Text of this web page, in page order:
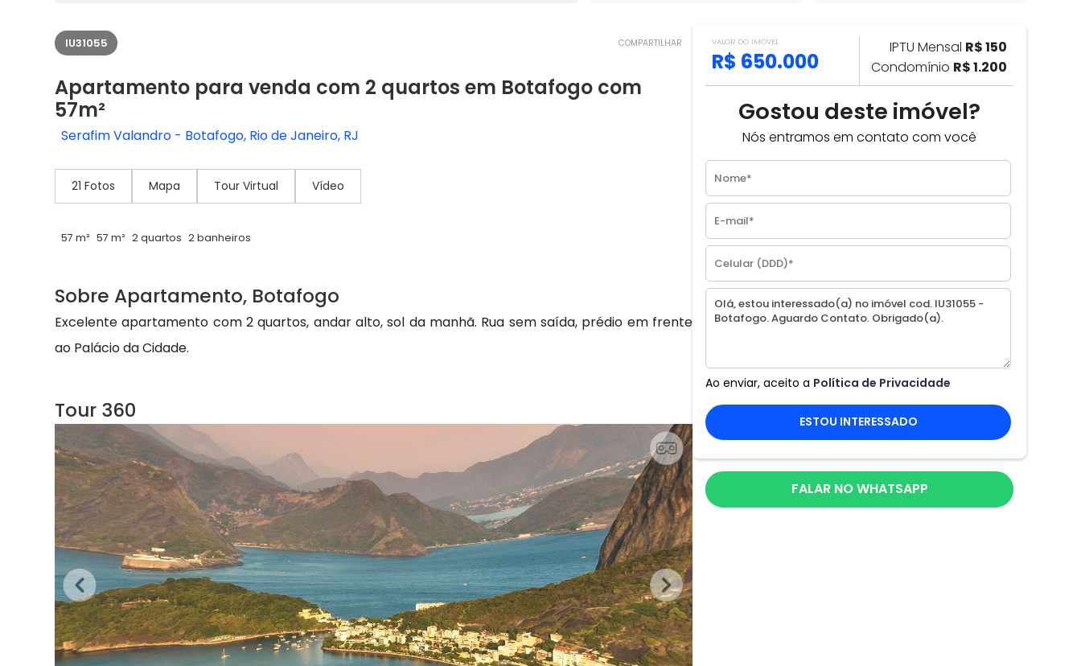
IU31055 COMPARTILHAR
Apartamento para venda com 2 quartos em Botafogo com
57m²
Serafim Valandro - Botafogo, Rio de Janeiro, RJ
21 Fotos Mapa Tour Virtual Vídeo
57 m² 57 m² 2 quartos 2 banheiros
Sobre Apartamento, Botafogo
Excelente apartamento com 2 quartos, andar alto, sol da manhã. Rua sem saída, prédio em frente
ao Palácio da Cidade.
Tour 360
VALOR DO IMÓVEL
R$ 650.000
IPTU Mensal R$ 150
Condomínio R$ 1.200
Gostou deste imóvel?
Nós entramos em contato com você
Ao enviar, aceito a Política de Privacidade
ESTOU INTERESSADO
FALAR NO WHATSAPP